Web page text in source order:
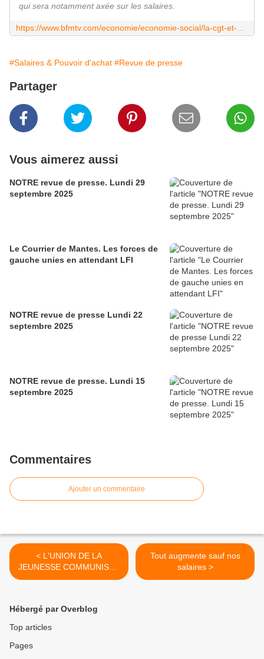
qui sera notamment axée sur les salaires.
#Salaires & Pouvoir d'achat #Revue de presse
Partager
Vous aimerez aussi
NOTRE revue de presse. Lundi 29
septembre 2025
Le Courrier de Mantes. Les forces de
gauche unies en attendant LFI
NOTRE revue de presse Lundi 22
septembre 2025
NOTRE revue de presse. Lundi 15
septembre 2025
Commentaires
Ajouter un commentaire
< L'UNION DE LA
JEUNESSE COMMUNISTE
PALESTINIENNE EST NÉE
Tout augmente sauf nos
salaires >
Hébergé par Overblog
Top articles
Pages